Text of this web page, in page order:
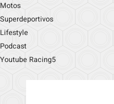
Motos
Superdeportivos
Lifestyle
Podcast
Youtube Racing5